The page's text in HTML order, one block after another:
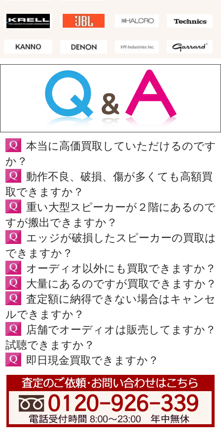
本当に高価買取していただけるのです
か？
動作不良、破損、傷が多くても高額買
取できますか？
重い大型スピーカーが２階にあるので
すが搬出できますか？
エッジが破損したスピーカーの買取は
できますか？
オーディオ以外にも買取できますか？
大量にあるのですが買取できますか？
査定額に納得できない場合はキャンセ
ルできますか？
店舗でオーディオは販売してますか？
試聴できますか？
即日現金買取できますか？